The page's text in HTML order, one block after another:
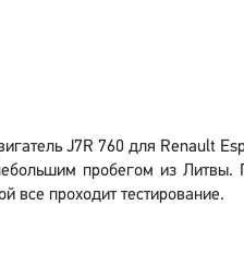
J7R 760 для Renault
пробегом из Литвы.
все проходит тестирование.